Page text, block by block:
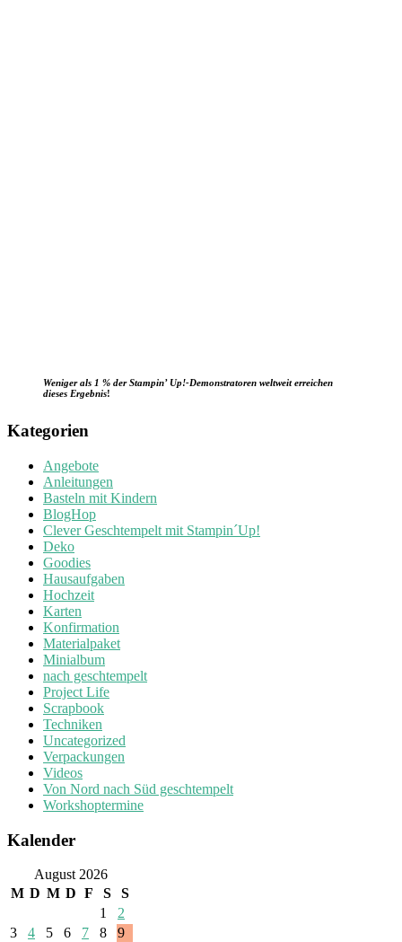
Weniger als 1 % der Stampin’ Up!-Demonstratoren weltweit erreichen
dieses Ergebnis!
Kategorien
Angebote
Anleitungen
Basteln mit Kindern
BlogHop
Clever Geschtempelt mit Stampin´Up!
Deko
Goodies
Hausaufgaben
Hochzeit
Karten
Konfirmation
Materialpaket
Minialbum
nach geschtempelt
Project Life
Scrapbook
Techniken
Uncategorized
Verpackungen
Videos
Von Nord nach Süd geschtempelt
Workshoptermine
Kalender
August 2026
M D M D F S
S
1
2
3
4 5 6 7 8
9